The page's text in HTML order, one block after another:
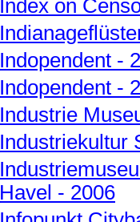
Index on
Indopendent -
Indopendent -
Industrie
Industriekultur
Havel - 2006